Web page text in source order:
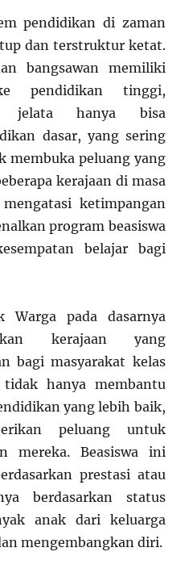
pendidikan di zaman
dan terstruktur ketat.
bangsawan memiliki
pendidikan tinggi,
jelata hanya bisa
dasar, yang sering
membuka peluang yang
kerajaan di masa
ketimpangan
program beasiswa
belajar bagi
Warga pada dasarnya
kerajaan yang
bagi masyarakat kelas
hanya membantu
yang lebih baik,
peluang untuk
mereka. Beasiswa ini
prestasi atau
berdasarkan status
anak dari keluarga
mengembangkan diri.